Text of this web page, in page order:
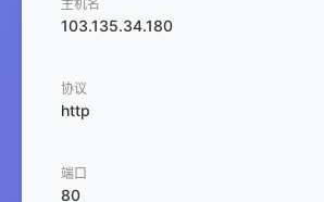
主机名
103.135.34.180
协议
http
端口
80